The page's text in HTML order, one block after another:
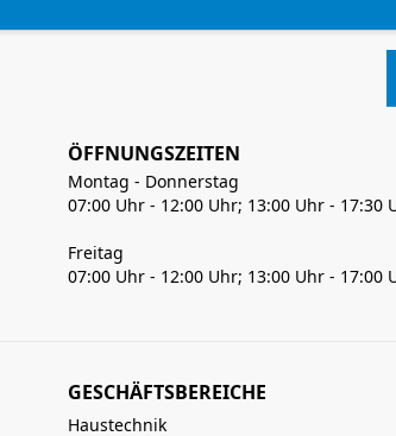
ÖFFNUNGSZEITEN
Montag - Donnerstag
07:00 Uhr - 12:00 Uhr; 13:00 Uhr - 17:30
Freitag
07:00 Uhr - 12:00 Uhr; 13:00 Uhr - 17:00
GESCHÄFTSBEREICHE
Haustechnik